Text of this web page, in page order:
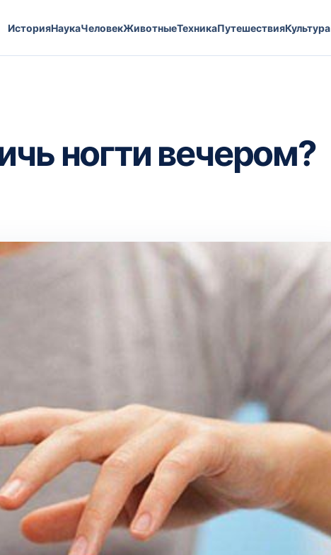
ИсторияНаукаЧеловекЖивотныеТехникаПутешествияКультура
ногти вечером?